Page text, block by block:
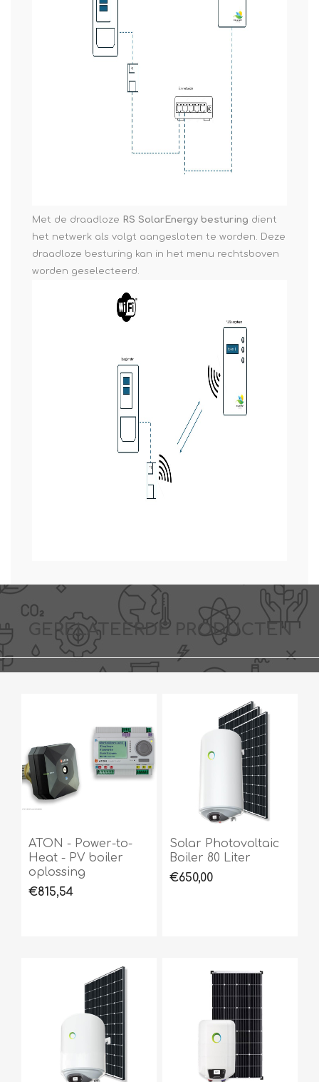
Met de draadloze RS SolarEnergy besturing dient
het netwerk als volgt aangesloten te worden. Deze
draadloze besturing kan in het menu rechtsboven
worden geselecteerd.
GERELATEERDE PRODUCTEN
ATON - Power-to-
Heat - PV boiler
oplossing
€815,54
Solar Photovoltaic
Boiler 80 Liter
€650,00